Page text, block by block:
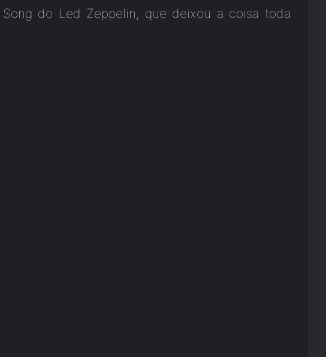
do Led Zeppelin, que deixou a coisa toda